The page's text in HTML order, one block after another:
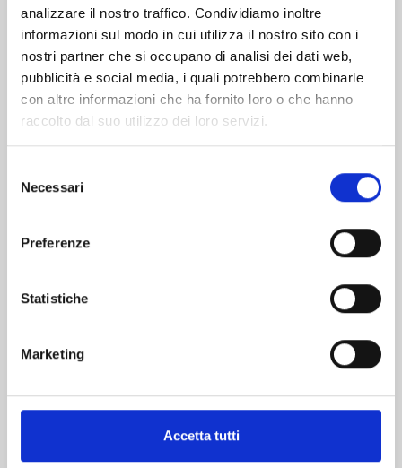
analizzare il nostro traffico. Condividiamo inoltre
informazioni sul modo in cui utilizza il nostro sito con i
nostri partner che si occupano di analisi dei dati web,
pubblicità e social media, i quali potrebbero combinarle
con altre informazioni che ha fornito loro o che hanno
raccolto dal suo utilizzo dei loro servizi.
delNecessari
Preferenze
Statistiche
Marketing
Accetta tutti